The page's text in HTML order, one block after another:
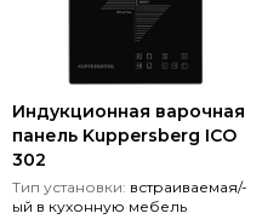
Индукционная варочная
панель Kuppersberg ICO
302
Тип установки: встраиваемая/-
ый в кухонную мебель